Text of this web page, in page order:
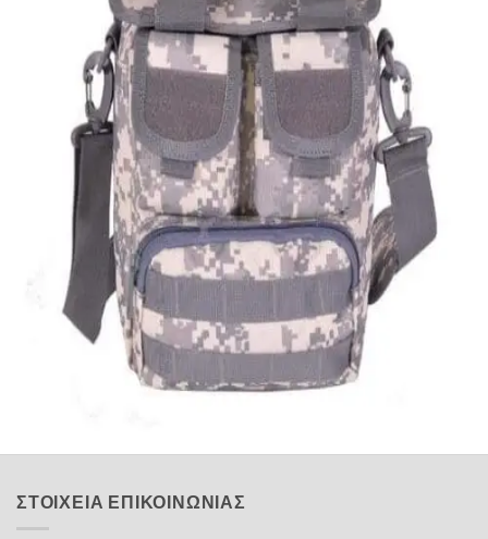
Quick View
Εξαντλημένο
ΑΝΔΡΙΚΑ ΤΣΑΝΤΑΚΙΑ ΩΜΟΥ
Ανδρικό τσαντάκι Survivors
ΣΤΟΙΧΕΙΑ ΕΠΙΚΟΙΝΩΝΙΑΣ